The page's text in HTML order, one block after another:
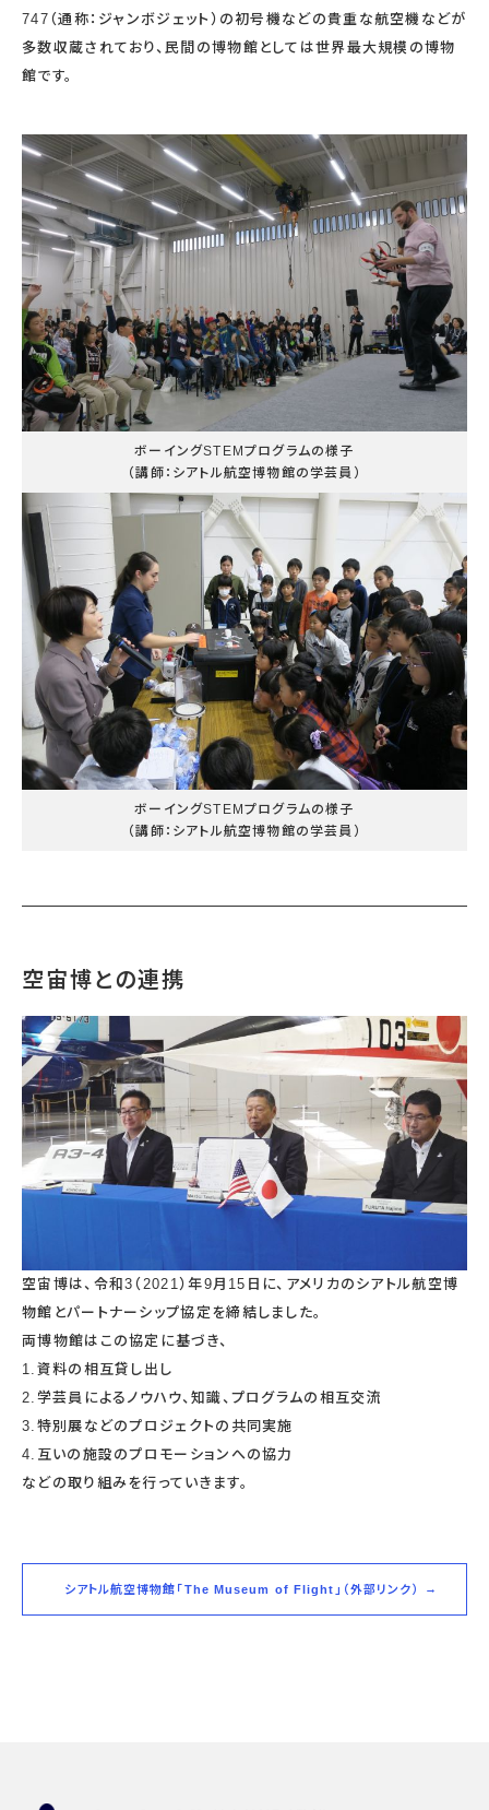
747（通称：ジャンボジェット）の初号機などの貴重な航空機などが
多数収蔵されており、民間の博物館としては世界最大規模の博物
館です。
ボーイングSTEMプログラムの様子
（講師：シアトル航空博物館の学芸員）
ボーイングSTEMプログラムの様子
（講師：シアトル航空博物館の学芸員）
空宙博との連携
空宙博は、令和3（2021）年9月15日に、アメリカのシアトル航空博
物館とパートナーシップ協定を締結しました。
両博物館はこの協定に基づき、
1.資料の相互貸し出し
2.学芸員によるノウハウ、知識、プログラムの相互交流
3.特別展などのプロジェクトの共同実施
4.互いの施設のプロモーションへの協力
などの取り組みを行っていきます。
シアトル航空博物館「The Museum of Flight」（外部リンク）